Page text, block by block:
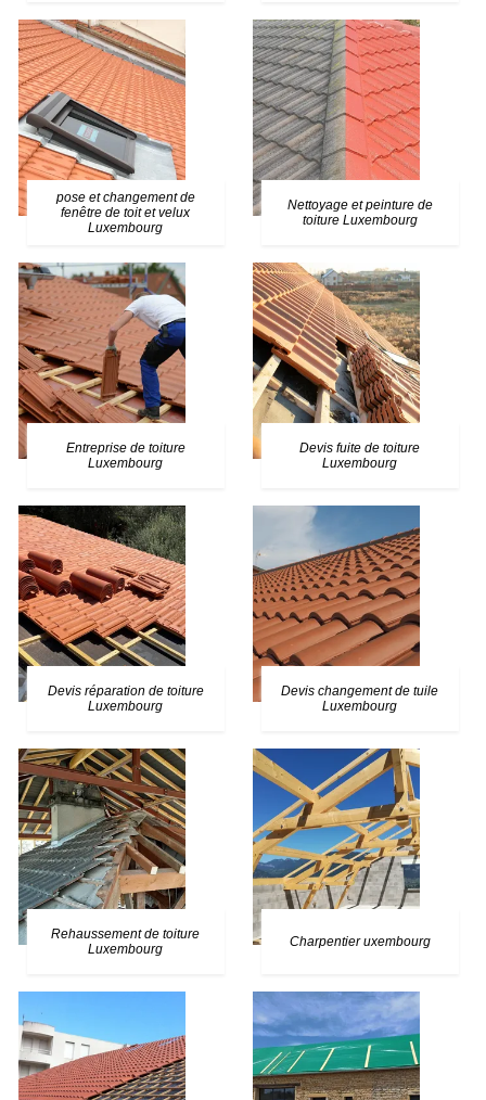
pose et changement de
fenêtre de toit et velux
Luxembourg
Nettoyage et peinture de
toiture Luxembourg
Entreprise de toiture
Luxembourg
Devis fuite de toiture
Luxembourg
Devis réparation de toiture
Luxembourg
Devis changement de tuile
Luxembourg
Rehaussement de toiture
Luxembourg
Charpentier uxembourg